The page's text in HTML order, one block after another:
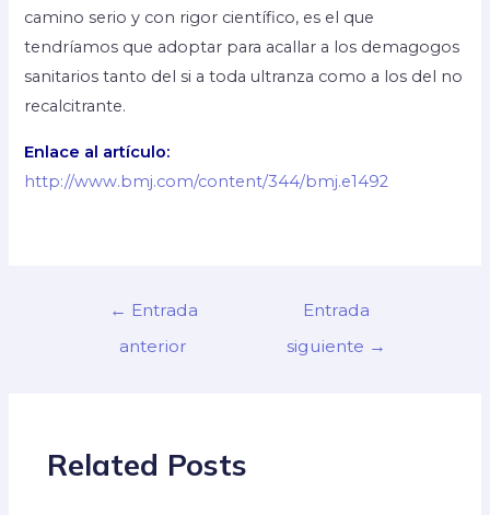
camino serio y con rigor científico, es el que
tendríamos que adoptar para acallar a los demagogos
sanitarios tanto del si a toda ultranza como a los del no
recalcitrante.
Enlace al artículo:
http://www.bmj.com/content/344/bmj.e1492
← Entrada
anterior
Entrada
siguiente →
Related Posts